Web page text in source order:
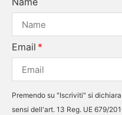
Email
Premendo su "Iscriviti" si
sensi dell'art. 13 Reg. UE 679/